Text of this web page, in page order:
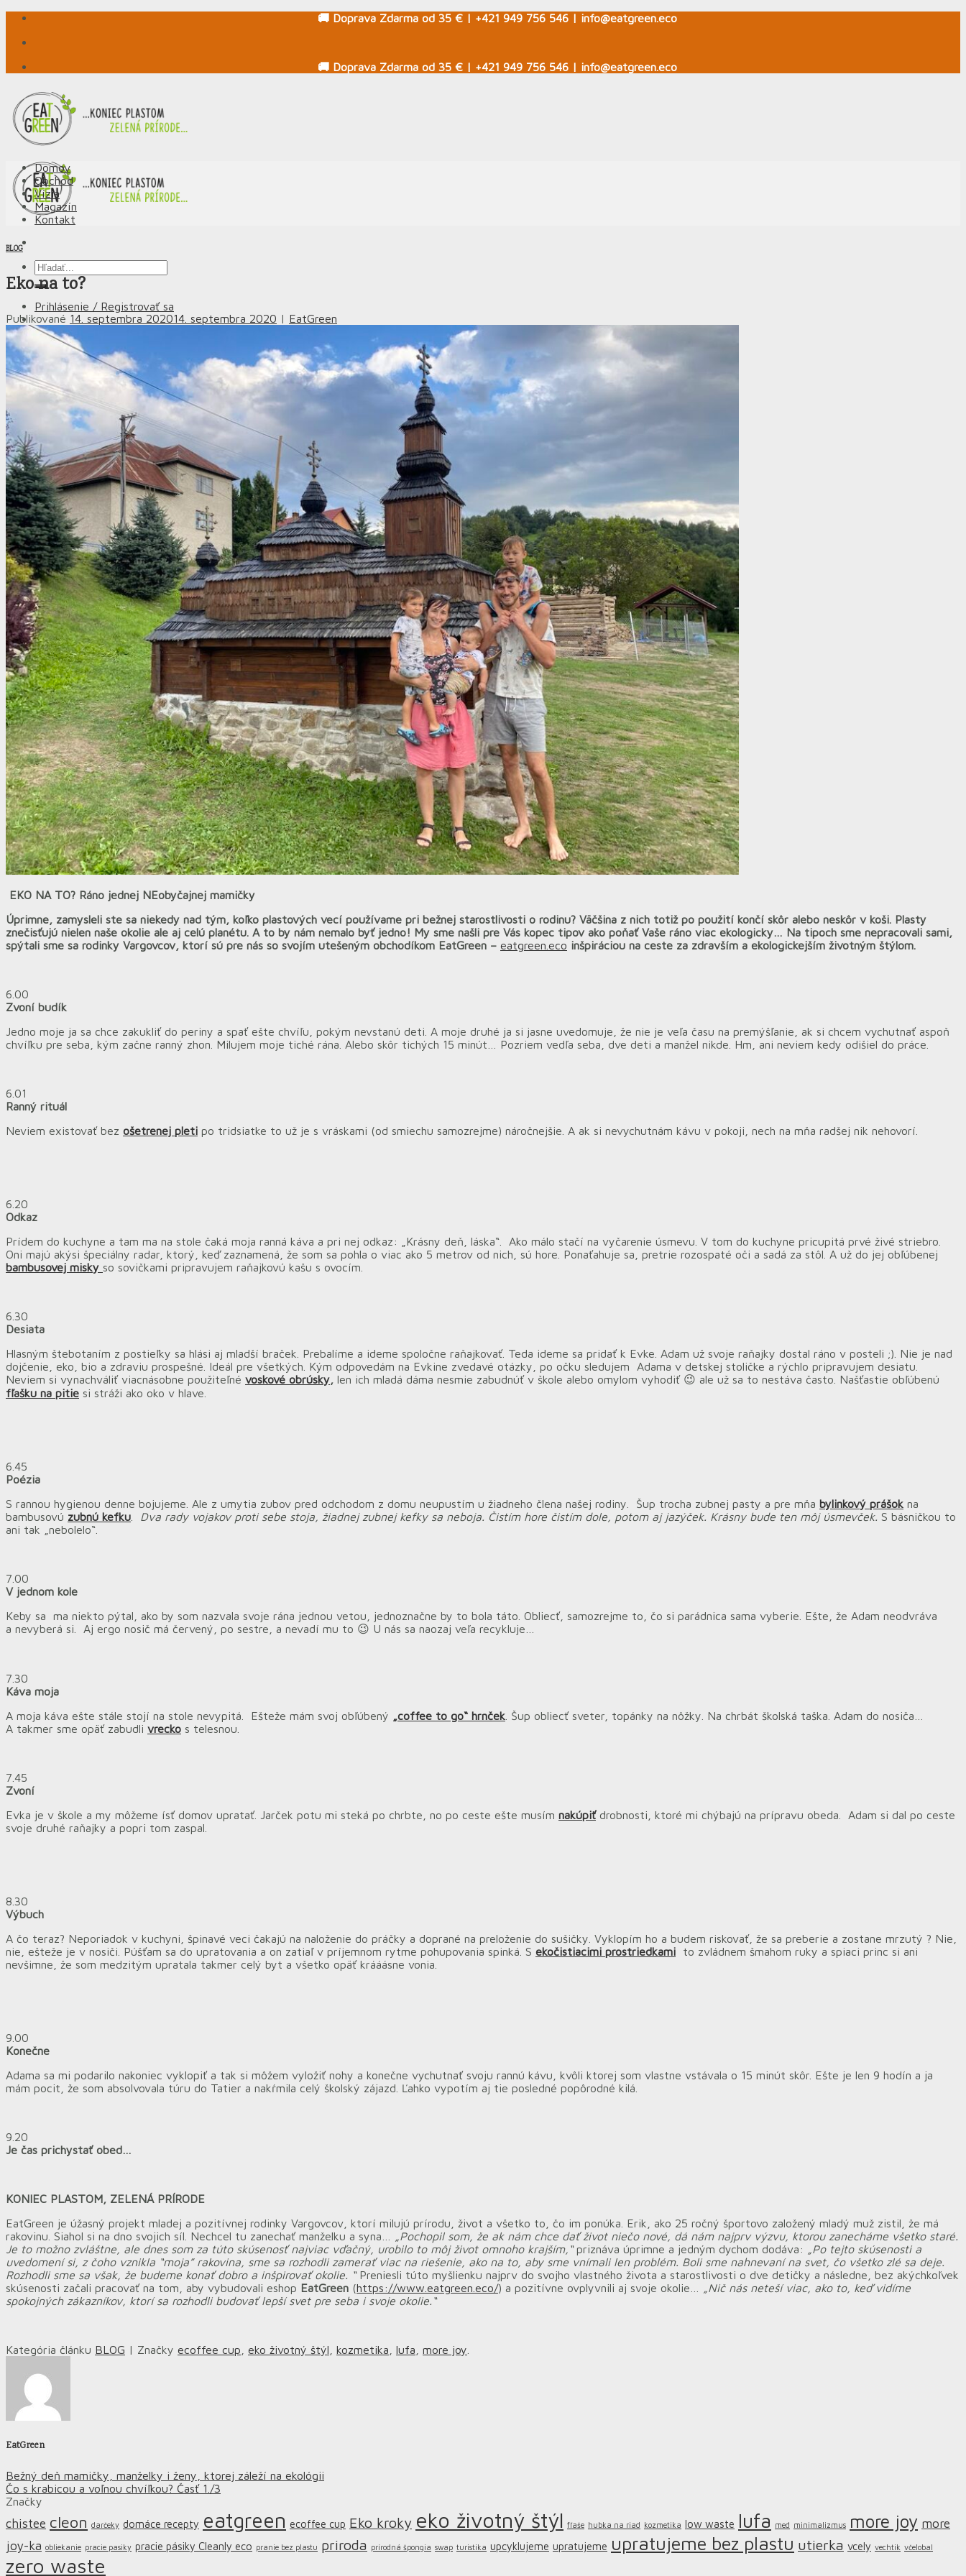
Skip
content
🚚 Doprava Zdarma od 35 € | +421 949 756 546 | info@eatgreen.eco
🚚 Doprava Zdarma od 35 € | +421 949 756 546 | info@eatgreen.eco
Hľadať:
Prihlásenie / Registrovať sa
Košík
Žiadne produkty v košíku.
Košík
Žiadne produkty v košíku.
Potrebujete poradiť?
Zavolajte +421 949 756 546 alebo píšte na info@eatgreen.eco
🌱 spoľahlivý rodinný eshop
🎁 ekologické balenie zásielok
🌱 bezpečný online nákup
🚚 doprava zdarma od 35€
Domov
Obchod
Vízia
Magazín
Kontakt
BLOG
Eko na to?
Publikované 14. septembra 202014. septembra 2020 | EatGreen
EKO NA TO? Ráno jednej NEobyčajnej mamičky
Úprimne, zamysleli ste sa niekedy nad tým, koľko plastových vecí používame pri bežnej starostlivosti o rodinu? Väčšina z nich totiž po použití končí skôr alebo neskôr v koši. Plasty
znečisťujú nielen naše okolie ale aj celú planétu. A to by nám nemalo byť jedno! My sme našli pre Vás kopec tipov ako poňať Vaše ráno viac ekologicky… Na tipoch sme nepracovali sami,
spýtali sme sa rodinky Vargovcov, ktorí sú pre nás so svojím utešeným obchodíkom EatGreen – eatgreen.eco inšpiráciou na ceste za zdravším a ekologickejším životným štýlom.
6.00
Zvoní budík
Jedno moje ja sa chce zakukliť do periny a spať ešte chvíľu, pokým nevstanú deti. A moje druhé ja si jasne uvedomuje, že nie je veľa času na premýšľanie, ak si chcem vychutnať aspoň
chvíľku pre seba, kým začne ranný zhon. Milujem moje tiché rána. Alebo skôr tichých 15 minút… Pozriem vedľa seba, dve deti a manžel nikde. Hm, ani neviem kedy odišiel do práce.
6.01
Ranný rituál
Neviem existovať bez ošetrenej pleti po tridsiatke to už je s vráskami (od smiechu samozrejme) náročnejšie. A ak si nevychutnám kávu v pokoji, nech na mňa radšej nik nehovorí.
6.20
Odkaz
Prídem do kuchyne a tam ma na stole čaká moja ranná káva a pri nej odkaz: „Krásny deň, láska“. Ako málo stačí na vyčarenie úsmevu. V tom do kuchyne pricupitá prvé živé striebro.
Oni majú akýsi špeciálny radar, ktorý, keď zaznamená, že som sa pohla o viac ako 5 metrov od nich, sú hore. Ponaťahuje sa, pretrie rozospaté oči a sadá za stôl. A už do jej obľúbenej
bambusovej misky so sovičkami pripravujem raňajkovú kašu s ovocím.
6.30
Desiata
Hlasným štebotaním z postieľky sa hlási aj mladší braček. Prebalíme a ideme spoločne raňajkovať. Teda ideme sa pridať k Evke. Adam už svoje raňajky dostal ráno v posteli ;). Nie je nad
dojčenie, eko, bio a zdraviu prospešné. Ideál pre všetkých. Kým odpovedám na Evkine zvedavé otázky, po očku sledujem Adama v detskej stoličke a rýchlo pripravujem desiatu.
Neviem si vynachváliť viacnásobne použiteľné voskové obrúsky, len ich mladá dáma nesmie zabudnúť v škole alebo omylom vyhodiť 😉 ale už sa to nestáva často. Našťastie obľúbenú
fľašku na pitie si stráži ako oko v hlave.
6.45
Poézia
S rannou hygienou denne bojujeme. Ale z umytia zubov pred odchodom z domu neupustím u žiadneho člena našej rodiny. Šup trocha zubnej pasty a pre mňa bylinkový prášok na
bambusovú zubnú kefku Dva rady vojakov proti sebe stoja, žiadnej zubnej kefky sa neboja. Čistím hore čistím dole, potom aj jazýček. Krásny bude ten môj úsmevček. S básničkou to
ani tak „nebolelo“.
7.00
V jednom kole
Keby sa ma niekto pýtal, ako by som nazvala svoje rána jednou vetou, jednoznačne by to bola táto. Obliecť, samozrejme to, čo si parádnica sama vyberie. Ešte, že Adam neodvráva
a nevyberá si. Aj ergo nosič má červený, po sestre, a nevadí mu to 😉 U nás sa naozaj veľa recykluje…
7.30
Káva moja
A moja káva ešte stále stojí na stole nevypitá. Ešteže mám svoj obľúbený „coffee to go“ hrnček . Šup obliecť sveter, topánky na nôžky. Na chrbát školská taška. Adam do nosiča…
A takmer sme opäť zabudli vrecko s telesnou.
7.45
Zvoní
Evka je v škole a my môžeme ísť domov upratať. Jarček potu mi steká po chrbte, no po ceste ešte musím nakúpiťdrobnosti, ktoré mi chýbajú na prípravu obeda. Adam si dal po ceste
svoje druhé raňajky a popri tom zaspal.
8.30
Výbuch
A čo teraz? Neporiadok v kuchyni, špinavé veci čakajú na naloženie do práčky a doprané na preloženie do sušičky. Vyklopím ho a budem riskovať, že sa preberie a zostane mrzutý ? Nie,
nie, ešteže je v nosiči. Púšťam sa do upratovania a on zatiaľ v príjemnom rytme pohupovania spinká. S ekočistiacimi prostriedkami
to zvládnem šmahom ruky a spiaci princ si ani
nevšimne, že som medzitým upratala takmer celý byt a všetko opäť krááásne vonia.
9.00
Konečne
Adama sa mi podarilo nakoniec vyklopiť a tak si môžem vyložiť nohy a konečne vychutnať svoju rannú kávu, kvôli ktorej som vlastne vstávala o 15 minút skôr. Ešte je len 9 hodín a ja
mám pocit, že som absolvovala túru do Tatier a nakŕmila celý školský zájazd. Ľahko vypotím aj tie posledné popôrodné kilá.
9.20
Je čas prichystať obed…
KONIEC PLASTOM, ZELENÁ PRÍRODE
EatGreen je úžasný projekt mladej a pozitívnej rodinky Vargovcov, ktorí milujú prírodu, život a všetko to, čo im ponúka. Erik, ako 25 ročný športovo založený mladý muž zistil, že má
rakovinu. Siahol si na dno svojich síl. Nechcel tu zanechať manželku a syna…
„Pochopil som, že ak nám chce dať život niečo nové, dá nám najprv výzvu, ktorou zanecháme všetko staré.
Je to možno zvláštne, ale dnes som za túto skúsenosť najviac vďačný, urobilo to môj život omnoho krajším,“priznáva úprimne a jedným dychom dodáva: „Po tejto skúsenosti a
uvedomení si, z čoho vznikla “moja” rakovina, sme sa rozhodli zamerať viac na riešenie, ako na to, aby sme vnímali len problém. Boli sme nahnevaní na svet, čo všetko zlé sa deje.
Rozhodli sme sa však, že budeme konať dobro a inšpirovať okolie. “Preniesli túto myšlienku najprv do svojho vlastného života a starostlivosti o dve detičky a následne, bez akýchkoľvek
skúsenosti začali pracovať na tom, aby vybudovali eshop EatGreen (https://www.eatgreen.eco/) a pozitívne ovplyvnili aj svoje okolie…
„Nič nás neteší viac, ako to, keď vidíme
spokojných zákazníkov, ktorí sa rozhodli budovať lepší svet pre seba i svoje okolie.“
Kategória článku BLOG | Značky ecoffee cup eko životný štýl kozmetika lufa more joy
EatGreen
Bežný deň mamičky, manželky i ženy, ktorej záleží na ekológii
Čo s krabicou a voľnou chvíľkou? Časť 1./3
Značky
chistee cleon darčeky domáce recepty eatgreen ecoffee cup Eko kroky eko životný štýl fľaše hubka na riad kozmetika low waste lufa med minimalizmus more joy more
joy-ka obliekanie pracie pasiky pracie pásiky Cleanly eco pranie bez plastu priroda prírodná špongia swap turistika upcyklujeme upratujeme upratujeme bez plastu utierka vcely vechtik včelobal
zero waste